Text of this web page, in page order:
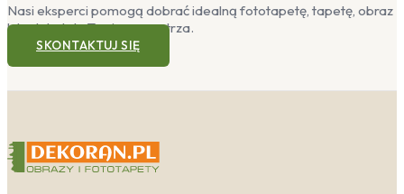
Nasi eksperci pomogą dobrać idealną fototapetę, tapetę, obraz
lub plakat do Twojego wnętrza.
SKONTAKTUJ SIĘ